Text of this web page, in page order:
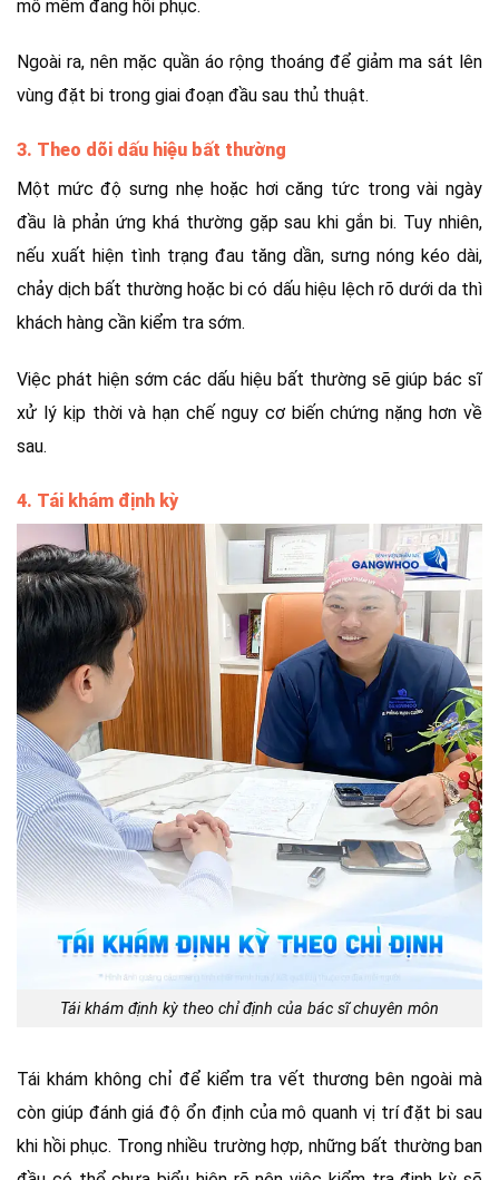
mô mềm đang hồi phục.
Ngoài ra, nên mặc quần áo rộng thoáng để giảm ma sát lên
vùng đặt bi trong giai đoạn đầu sau thủ thuật.
3. Theo dõi dấu hiệu bất thường
Một mức độ sưng nhẹ hoặc hơi căng tức trong vài ngày
đầu là phản ứng khá thường gặp sau khi gắn bi. Tuy nhiên,
nếu xuất hiện tình trạng đau tăng dần, sưng nóng kéo dài,
chảy dịch bất thường hoặc bi có dấu hiệu lệch rõ dưới da thì
khách hàng cần kiểm tra sớm.
Việc phát hiện sớm các dấu hiệu bất thường sẽ giúp bác sĩ
xử lý kịp thời và hạn chế nguy cơ biến chứng nặng hơn về
sau.
4. Tái khám định kỳ
Tái khám định kỳ theo chỉ định của bác sĩ chuyên môn
Tái khám không chỉ để kiểm tra vết thương bên ngoài mà
còn giúp đánh giá độ ổn định của mô quanh vị trí đặt bi sau
khi hồi phục. Trong nhiều trường hợp, những bất thường ban